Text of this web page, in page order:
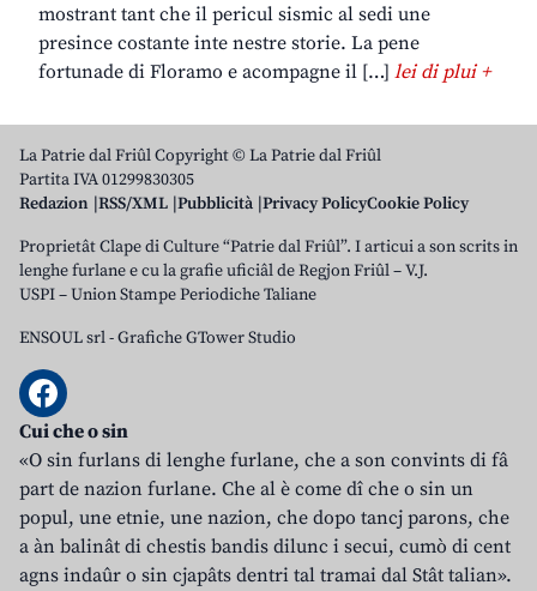
mostrant tant che il pericul sismic al sedi une
presince costante inte nestre storie. La pene
fortunade di Floramo e acompagne il […] lei di plui +
La Patrie dal Friûl Copyright © La Patrie dal Friûl
Partita IVA 01299830305
Redazion RSS/XML Pubblicità Privacy PolicyCookie Policy
Proprietât Clape di Culture “Patrie dal Friûl”. I articui a son scrits in
lenghe furlane e cu la grafie uficiâl de Regjon Friûl – V.J.
USPI – Union Stampe Periodiche Taliane
ENSOUL srl-Grafiche GTower Studio
Cui che o sin
«O sin furlans di lenghe furlane, che a son convints di fâ
part de nazion furlane. Che al è come dî che o sin un
popul, une etnie, une nazion, che dopo tancj parons, che
a àn balinât di chestis bandis dilunc i secui, cumò di cent
agns indaûr o sin cjapâts dentri tal tramai dal Stât talian».